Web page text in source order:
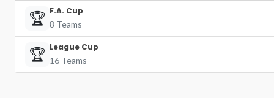
🏆 F.A. Cup
8 Teams
🏆 League Cup
16 Teams